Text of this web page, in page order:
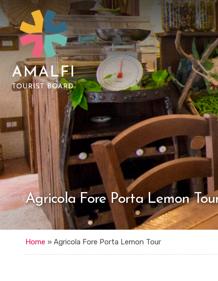
Agricola Fore Porta Lemon
Home » Agricola Fore Porta Lemon Tour